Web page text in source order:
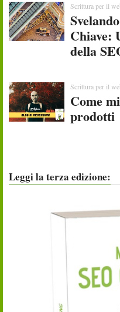
Scrittura per il
Chiave:
della
Scrittura per il
Come
prodotti
Leggi la terza edizione: